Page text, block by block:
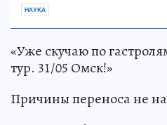
НАУКА
«Уже скучаю по
тур. 31/05 Омск!»
Причины переноса не